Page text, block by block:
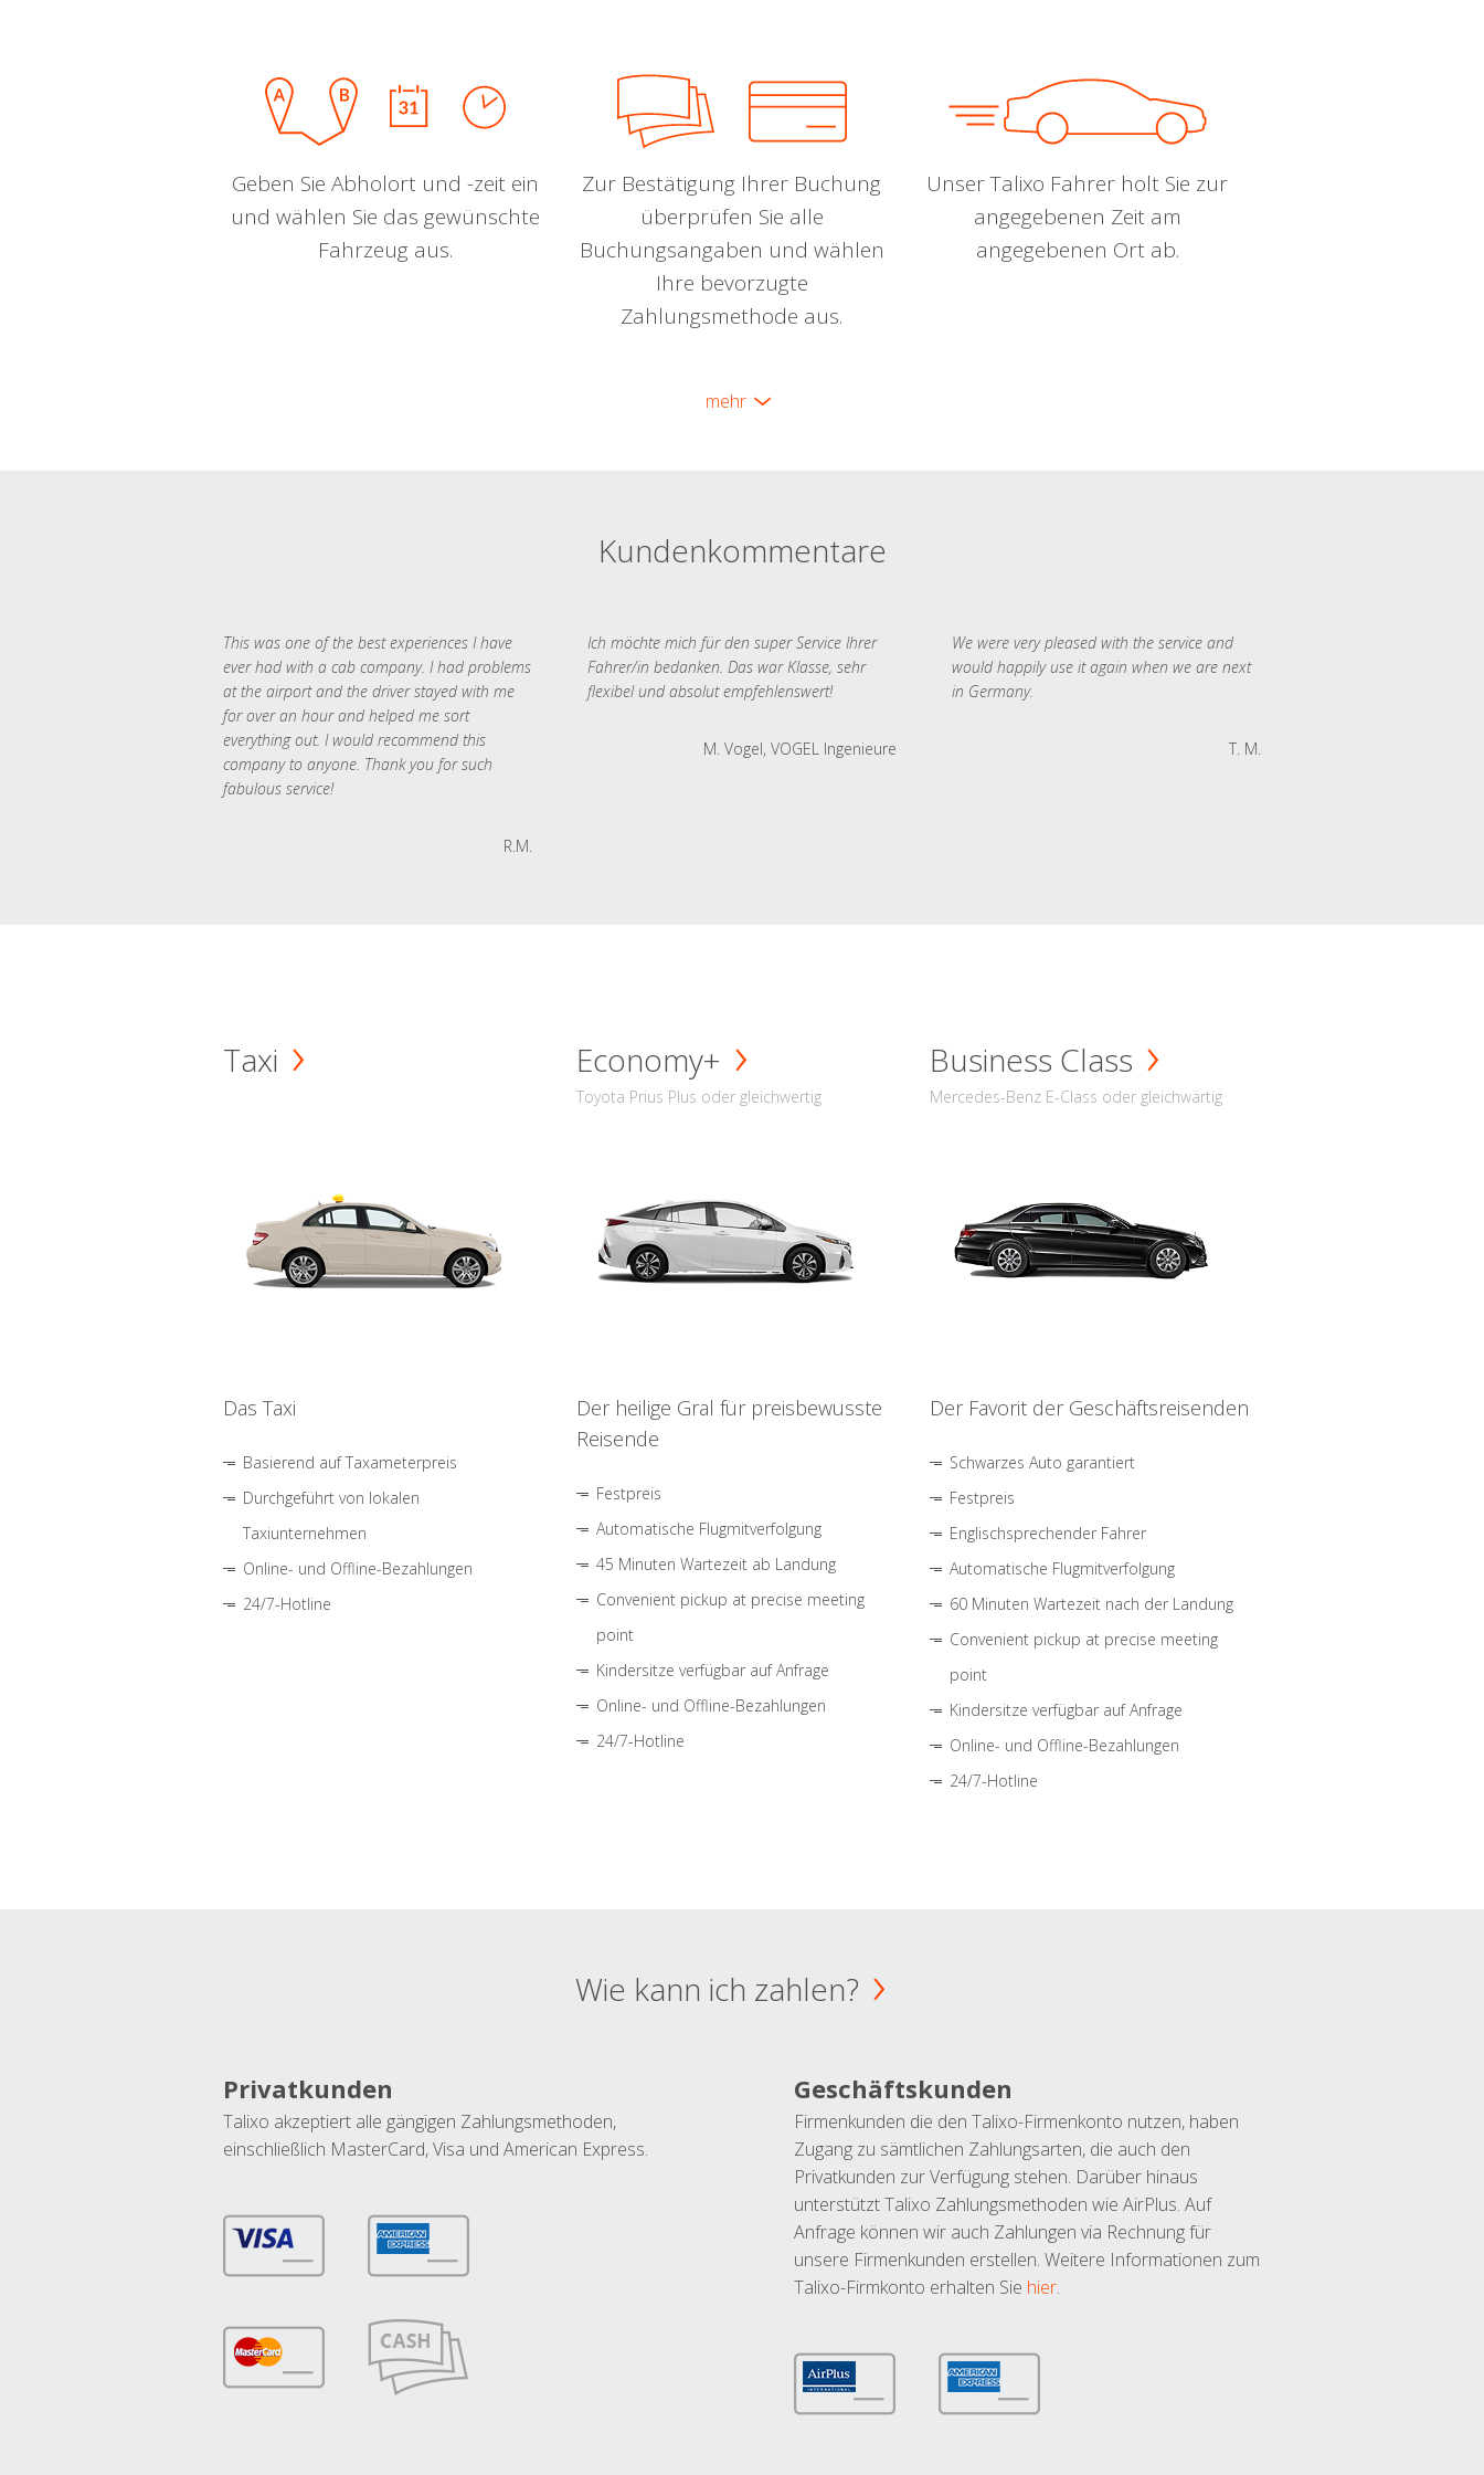
Geben Sie Abholort und -zeit ein
und wählen Sie das gewünschte
Fahrzeug aus.
Zur Bestätigung Ihrer Buchung
überprüfen Sie alle
Buchungsangaben und wählen
Ihre bevorzugte
Zahlungsmethode aus.
Unser Talixo Fahrer holt Sie zur
angegebenen Zeit am
angegebenen Ort ab.
mehr
Kundenkommentare
This was one of the best experiences I have
ever had with a cab company. I had problems
at the airport and the driver stayed with me
for over an hour and helped me sort
everything out. I would recommend this
company to anyone. Thank you for such
fabulous service!
R.M.
Ich möchte mich für den super Service Ihrer
Fahrer/in bedanken. Das war Klasse, sehr
flexibel und absolut empfehlenswert!
M. Vogel, VOGEL Ingenieure
We were very pleased with the service and
would happily use it again when we are next
in Germany.
T. M.
Taxi
Das Taxi
Basierend auf Taxameterpreis
Durchgeführt von lokalen
Taxiunternehmen
Online- und Offline-Bezahlungen
24/7-Hotline
Economy+
Toyota Prius Plus oder gleichwertig
Der heilige Gral für preisbewusste
Reisende
Festpreis
Automatische Flugmitverfolgung
45 Minuten Wartezeit ab Landung
Convenient pickup at precise meeting
point
Kindersitze verfügbar auf Anfrage
Online- und Offline-Bezahlungen
24/7-Hotline
Business Class
Mercedes-Benz E-Class oder gleichwärtig
Der Favorit der Geschäftsreisenden
Schwarzes Auto garantiert
Festpreis
Englischsprechender Fahrer
Automatische Flugmitverfolgung
60 Minuten Wartezeit nach der Landung
Convenient pickup at precise meeting
point
Kindersitze verfügbar auf Anfrage
Online- und Offline-Bezahlungen
24/7-Hotline
Wie kann ich zahlen?
Privatkunden
Talixo akzeptiert alle gängigen Zahlungsmethoden,
einschließlich MasterCard, Visa und American Express.
Geschäftskunden
Firmenkunden die den Talixo-Firmenkonto nutzen, haben
Zugang zu sämtlichen Zahlungsarten, die auch den
Privatkunden zur Verfügung stehen. Darüber hinaus
unterstützt Talixo Zahlungsmethoden wie AirPlus. Auf
Anfrage können wir auch Zahlungen via Rechnung für
unsere Firmenkunden erstellen. Weitere Informationen zum
Talixo-Firmkonto erhalten Sie hier.